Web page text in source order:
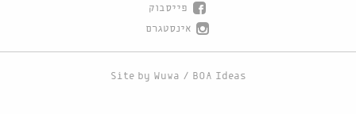
פייסבוק
אינסטגרם
Site by Wuwa / BOA Ideas